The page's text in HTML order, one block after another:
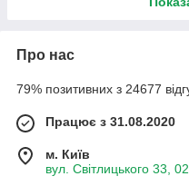
Про нас
79% позитивних з 24677
Працює з 31.08.2020
м. Київ
вул. Світлицького 33,